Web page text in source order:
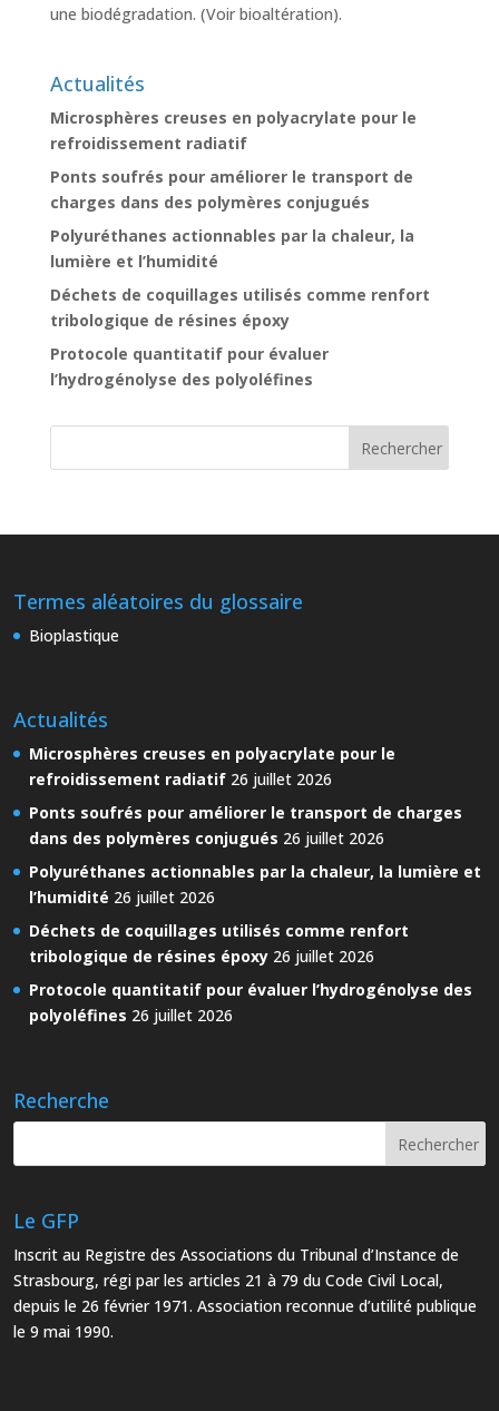
une biodégradation. (Voir bioaltération).
Actualités
Microsphères creuses en polyacrylate pour le
refroidissement radiatif
Ponts soufrés pour améliorer le transport de
charges dans des polymères conjugués
Polyuréthanes actionnables par la chaleur, la
lumière et l’humidité
Déchets de coquillages utilisés comme renfort
tribologique de résines époxy
Protocole quantitatif pour évaluer
l’hydrogénolyse des polyoléfines
Termes aléatoires du glossaire
Bioplastique
Actualités
Microsphères creuses en polyacrylate pour le
refroidissement radiatif 26 juillet 2026
Ponts soufrés pour améliorer le transport de charges
dans des polymères conjugués 26 juillet 2026
Polyuréthanes actionnables par la chaleur, la lumière et
l’humidité 26 juillet 2026
Déchets de coquillages utilisés comme renfort
tribologique de résines époxy 26 juillet 2026
Protocole quantitatif pour évaluer l’hydrogénolyse des
polyoléfines 26 juillet 2026
Recherche
Le GFP
Inscrit au Registre des Associations du Tribunal d’Instance de
Strasbourg, régi par les articles 21 à 79 du Code Civil Local,
depuis le 26 février 1971. Association reconnue d’utilité publique
le 9 mai 1990.